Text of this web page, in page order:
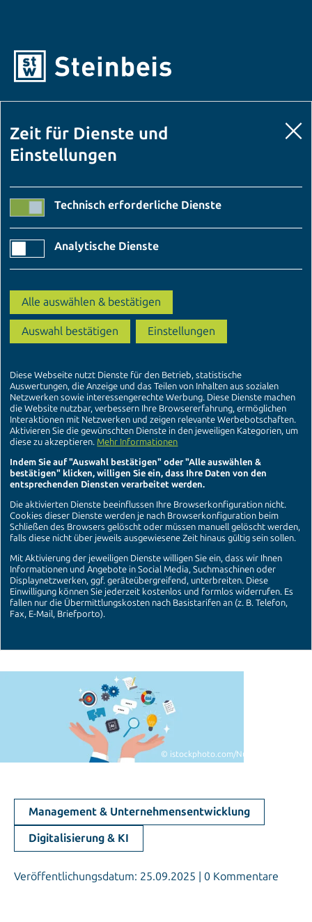
© istockphoto.com/Nuthawut Somsuk
Management & Unternehmensentwicklung
Digitalisierung & KI
Veröffentlichungsdatum: 25.09.2025 | 0 Kommentare